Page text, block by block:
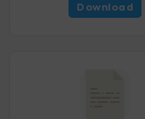
Download